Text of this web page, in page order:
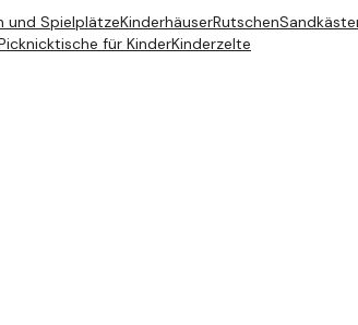
und SpielplätzeKinderhäuserRutschen
für KinderKinderzelte